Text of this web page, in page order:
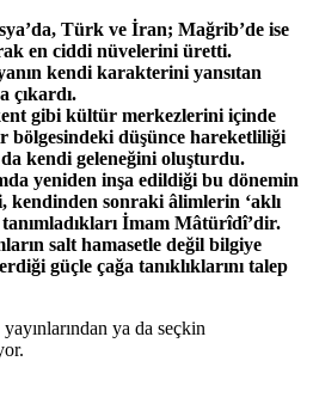
Türk ve İran; Mağrib’de ise
en ciddi nüvelerini üretti.
kendi karakterini yansıtan
çıkardı.
gibi kültür merkezlerini içinde
bölgesindeki düşünce hareketliliği
kendi geleneğini oluşturdu.
yeniden inşa edildiği bu dönemin
kendinden sonraki âlimlerin ‘aklı
İmam Mâtürîdî’dir.
salt hamasetle değil bilgiye
güçle çağa tanıklıklarını talep
ya da seçkin